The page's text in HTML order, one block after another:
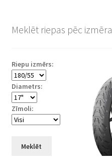
Meklēt riepas pēc izmēra
Riepu izmērs:
Diametrs:
Zīmoli:
Meklēt